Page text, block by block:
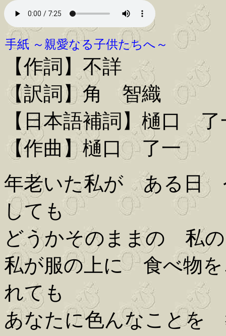
手紙 ～親愛なる子供たちへ～
【作詞】不詳
【訳詞】角 智織
【日本語補詞】樋口 了
【作曲】樋口 了一
年老いた私が ある日
しても
どうかそのままの 私
私が服の上に 食べ物
れても
あなたに色んなこと